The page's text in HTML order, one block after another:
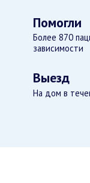
Помогли
Более 870
зависимости
Выезд
На дом в